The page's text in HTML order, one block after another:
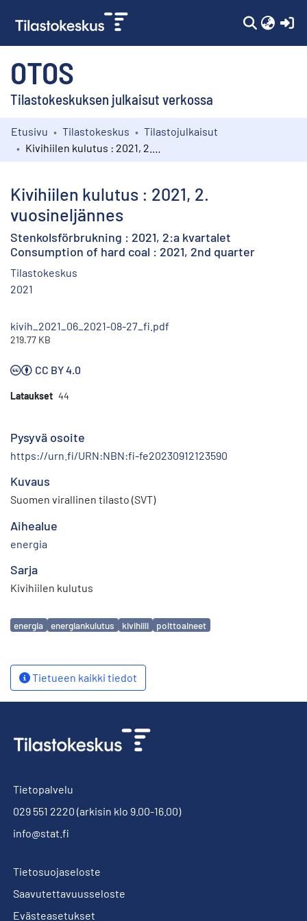
OTOS
Tilastokeskuksen julkaisut verkossa
Kokoelmat
Etusivu Tilastokeskus
Tilastojulkaisut
Kivihiilen kulutus : 2021, 2.
vuosineljännes
Stenkolsförbrukning : 2021, 2:a kvartalet
Consumption of hard coal : 2021, 2nd quarter
Tilastokeskus
2021
kivih_2021_06_2021-08-27_fi.pdf
219.77 KB
CC BY 4.0
Lataukset 44
Pysyvä osoite
https://urn.fi/URN:NBN:fi-fe20230912123590
Kuvaus
Suomen virallinen tilasto (SVT)
Aihealue
energia
Sarja
Kivihiilen kulutus
Avainsanat
energia energiankulutus kivihiili polttoaineet
Tietueen kaikki tiedot
Tietopalvelu
029 551 2220 (arkisin klo 9.00-16.00)
info@stat.fi
Tietosuojaseloste
Saavutettavuusseloste
Evästeasetukset